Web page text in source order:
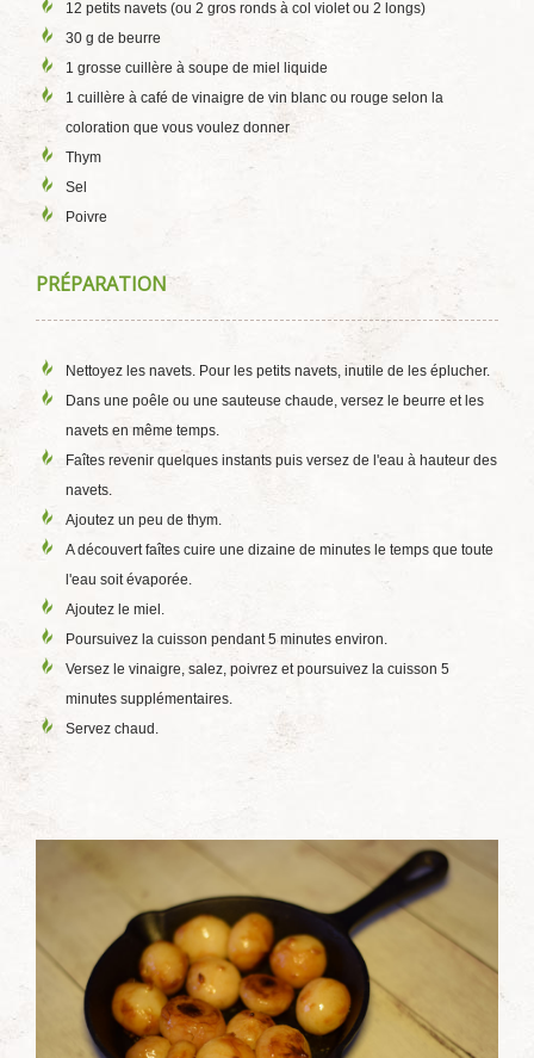
12 petits navets (ou 2 gros ronds à col violet ou 2 longs)
30 g de beurre
1 grosse cuillère à soupe de miel liquide
1 cuillère à café de vinaigre de vin blanc ou rouge selon la
coloration que vous voulez donner
Thym
Sel
Poivre
PRÉPARATION
Nettoyez les navets. Pour les petits navets, inutile de les éplucher.
Dans une poêle ou une sauteuse chaude, versez le beurre et les
navets en même temps.
Faîtes revenir quelques instants puis versez de l'eau à hauteur des
navets.
Ajoutez un peu de thym.
A découvert faîtes cuire une dizaine de minutes le temps que toute
l'eau soit évaporée.
Ajoutez le miel.
Poursuivez la cuisson pendant 5 minutes environ.
Versez le vinaigre, salez, poivrez et poursuivez la cuisson 5
minutes supplémentaires.
Servez chaud.